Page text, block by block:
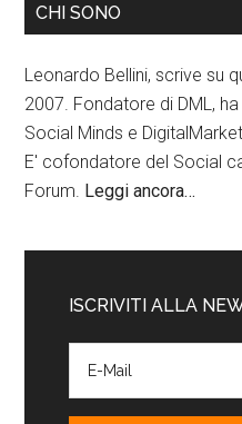
CHI SONO
Leonardo Bellini, scrive su
2007. Fondatore di DML,
Social Minds e
E' cofondatore del Social
Forum. Leggi ancora…
ISCRIVITI ALLA